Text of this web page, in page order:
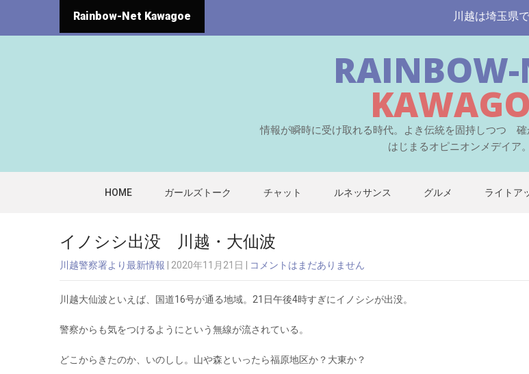
Rainbow-Net Kawagoe 川越は埼玉県ではじ
RAINBOW-
情報が瞬時に受け取れる時代。よき伝統を固持しつつ
はじまるオピニオンメデイア。
HOME ガールズトーク チャット ルネッサンス グルメ ライトア
イノシシ出没 川越・大仙波
川越警察署より最新情報 | 2020年11月21日 コメントはまだありません
川越大仙波といえば、国道16号が通る地域。21日午後4時すぎにイノシシが出没。
警察からも気をつけるようにという無線が流されている。
どこからきたのか、いのしし。山や森といったら福原地区か？大東か？